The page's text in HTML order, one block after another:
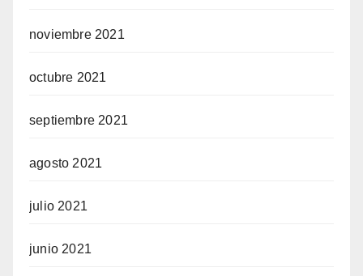
noviembre 2021
octubre 2021
septiembre 2021
agosto 2021
julio 2021
junio 2021